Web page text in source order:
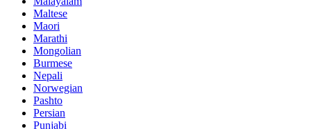
Maltese
Maori
Marathi
Mongolian
Burmese
Nepali
Norwegian
Pashto
Persian
Punjabi